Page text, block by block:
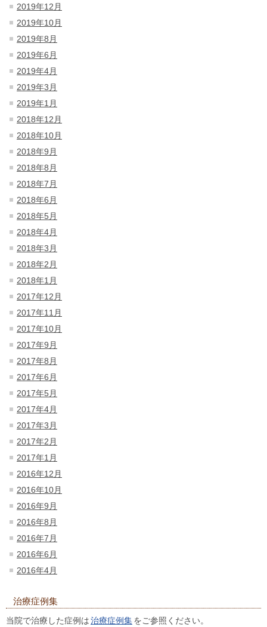
2019年12月
2019年10月
2019年8月
2019年6月
2019年4月
2019年3月
2019年1月
2018年12月
2018年10月
2018年9月
2018年8月
2018年7月
2018年6月
2018年5月
2018年4月
2018年3月
2018年2月
2018年1月
2017年12月
2017年11月
2017年10月
2017年9月
2017年8月
2017年6月
2017年5月
2017年4月
2017年3月
2017年2月
2017年1月
2016年12月
2016年10月
2016年9月
2016年8月
2016年7月
2016年6月
2016年4月
治療症例集
当院で治療した症例は治療症例集をご参照ください。